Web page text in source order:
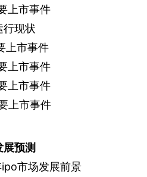
上市事件
行现状
上市事件
上市事件
上市事件
上市事件
预测
ipo市场发展前景